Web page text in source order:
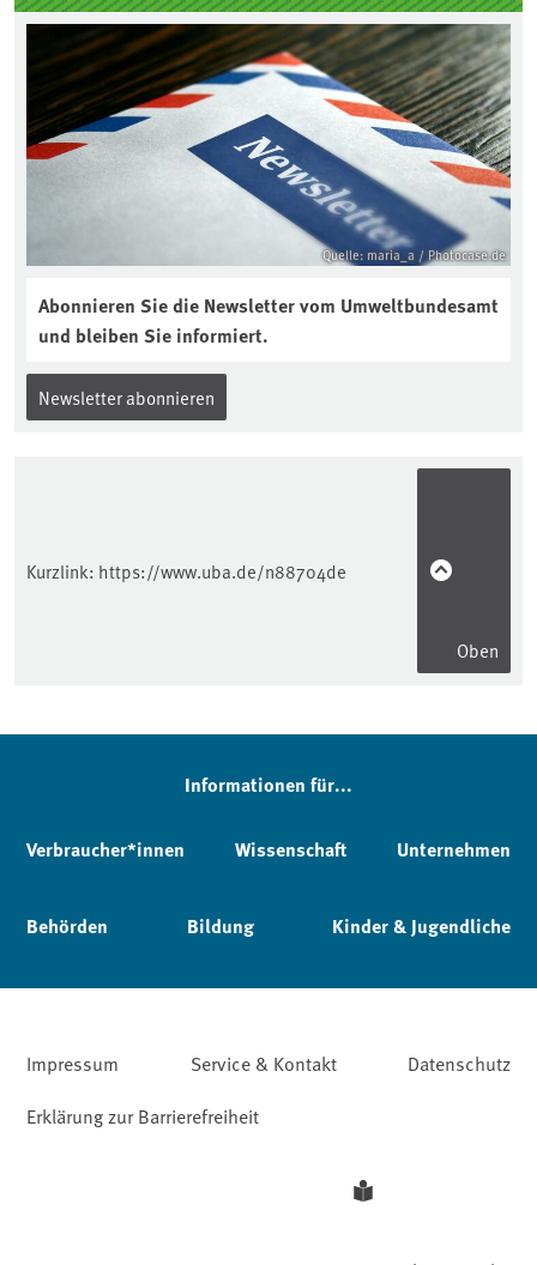
Quelle: maria_a / Photocase.de
Abonnieren Sie die Newsletter vom Umweltbundesamt
und bleiben Sie informiert.
Newsletter abonnieren
Kurzlink: https://www.uba.de/n88704de
Oben
Informationen für...
Verbraucher*innen Wissenschaft Unternehmen
Behörden Bildung Kinder & Jugendliche
Impressum Service & Kontakt
Datenschutz
Erklärung zur Barrierefreiheit